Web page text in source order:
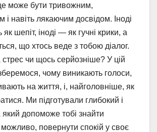
може бути тривожним,
і навіть лякаючим досвідом. Іноді
як шепіт, іноді — як гучні крики, а
що хтось веде з тобою діалог.
чи щось серйозніше? У цій
чому виникають голоси,
на життя, і, найголовніше, як
Ми підготували глибокий і
який допоможе тобі знайти
можливо, повернути спокій у своє